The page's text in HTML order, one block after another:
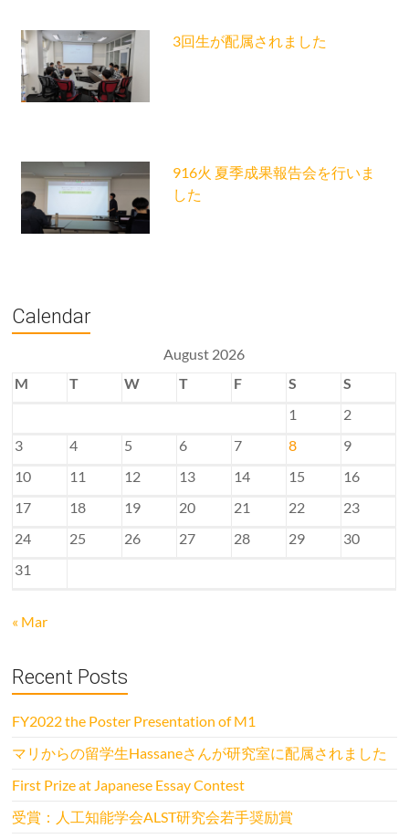
3回生が配属されました
916火 夏季成果報告会を行いま
した
Calendar
August 2026
M
T W T F S
S
1
2
3
4 5 6 7 8
9
10
11 12 13 14 15
16
17
18 19 20 21 22
23
24
25 26 27 28 29
30
31
« Mar
Recent Posts
FY2022 the Poster Presentation of M1
マリからの留学生Hassaneさんが研究室に配属されました
First Prize at Japanese Essay Contest
受賞：人工知能学会ALST研究会若手奨励賞